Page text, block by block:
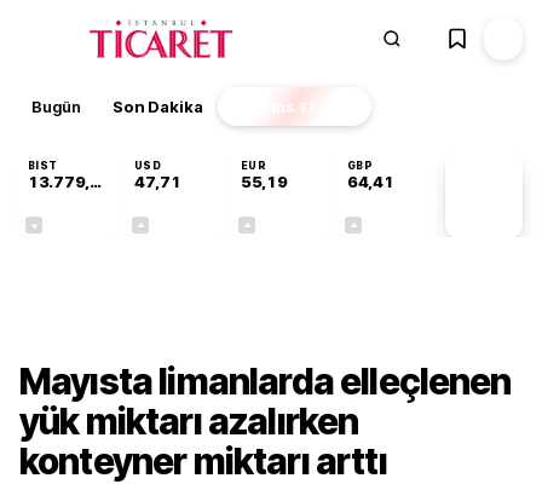
Bugün Son Dakika Finans EKSTRA
BIST
13.779,39
USD
47,71
EUR
55,19
GBP
64,41
Mayısta limanlarda elleçlenen
yük miktarı azalırken
konteyner miktarı arttı